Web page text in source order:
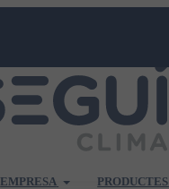
EMPRESA PRODUCTES